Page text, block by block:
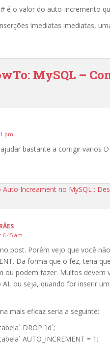
é o valor do auto-incremento
imediatas imediatas,
MySQL –
pm
bastante a corrigir varios
Increament no MySQL :
6:45 am
post. Porém vejo que você
Da forma que o fez, teria
ou podem fazer. Muitos
AI, ou seja, quando for inserir
mais eficaz seria a seguinte:
DROP `id`;
AUTO_INCREMENT = 1;